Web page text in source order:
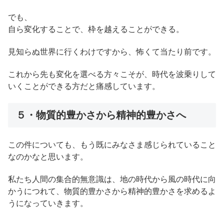
でも、
自ら変化することで、枠を越えることができる。
見知らぬ世界に行くわけですから、怖くて当たり前です。
これから先も変化を選べる方々こそが、時代を波乗りして
いくことができる方だと痛感しています。
５・物質的豊かさから精神的豊かさへ
この件についても、もう既にみなさま感じられていること
なのかなと思います。
私たち人間の集合的無意識は、地の時代から風の時代に向
かうにつれて、物質的豊かさから精神的豊かさを求めるよ
うになっていきます。